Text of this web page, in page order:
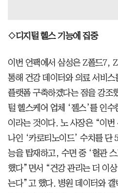
◇디지털 헬스 기능에 집중
이번 언팩에서 삼성은 Z폴드7,
통해 건강 데이터와 의료 서비스
플랫폼 구축하겠다는 점을 강조
털 헬스케어 업체 ‘젤스’를 인
이라는 것이다. 노 사장은 “이
나인 ‘카로티노이드’ 수치를 단
능을 탑재하고, 수면 중 ‘혈관
했다”면서 “건강 관리는 더 이
는다”고 했다. 병원 데이터와 갤